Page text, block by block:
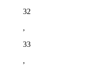
32
,
33
,